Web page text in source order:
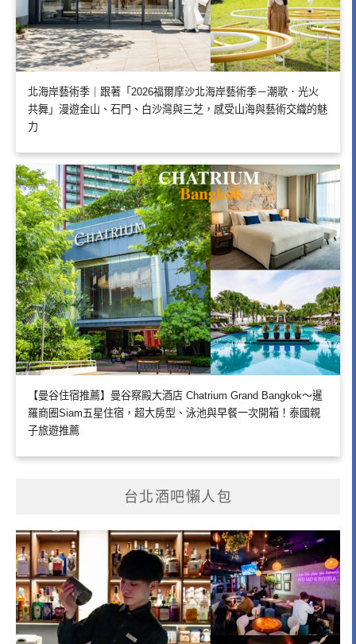
北海岸藝術季｜跟著「2026福爾摩沙北海岸藝術季－潮歌．光火
共舞」漫遊金山、石門、白沙灣與三芝，感受山海與藝術交織的魅
力
【曼谷住宿推薦】曼谷察殿大酒店 Chatrium Grand Bangkok～暹
羅商圈Siam五星住宿，超大房型、泳池與早餐一次開箱！泰國親
子旅遊推薦
台北酒吧懶人包